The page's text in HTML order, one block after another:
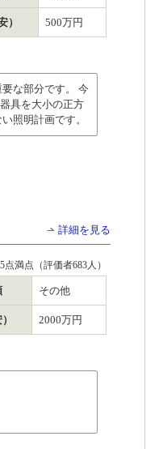
） 500万円
な部分です。 今
具を大小の正方
照明計画です。
詳細を見る
点満点（評価者683人）
その他
2000万円